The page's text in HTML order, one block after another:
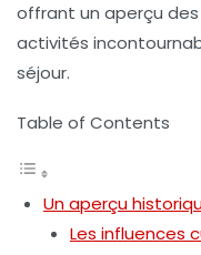
offrant un aperçu
activités
séjour.
Table of Contents
Un aperçu
Les influences